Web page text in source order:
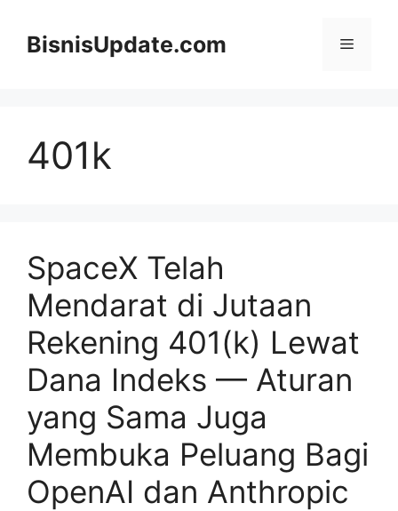
BisnisUpdate.com Menu
401k
SpaceX Telah
Mendarat di Jutaan
Rekening 401(k) Lewat
Dana Indeks — Aturan
yang Sama Juga
Membuka Peluang Bagi
OpenAI dan Anthropic